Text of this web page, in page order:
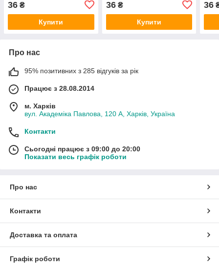
36 ₴
Купити
36₴
Купити
36
Про нас
95% позитивних з 285 відгуків за рік
Працює з 28.08.2014
м. Харків
вул. Академіка Павлова, 120 А, Харків, Україна
Контакти
Сьогодні працює з 09:00 до 20:00
Показати весь графік роботи
Про нас
Контакти
Доставка та оплата
Графік роботи